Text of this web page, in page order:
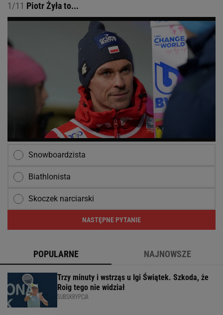
1/11 Piotr Żyła to...
Snowboardzista
Biathlonista
Skoczek narciarski
NASTĘPNE PYTANIE
POPULARNE NAJNOWSZE
Trzy minuty i wstrząs u Igi Świątek. Szkoda, że
Roig tego nie widział
SUBSKRYPCJA